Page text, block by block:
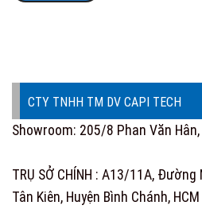
CTY TNHH TM DV CAPI TECH
Showroom: 205/8 Phan Văn Hân,
TRỤ SỞ CHÍNH : A13/11A, Đường
Tân Kiên, Huyện Bình Chánh, HCM